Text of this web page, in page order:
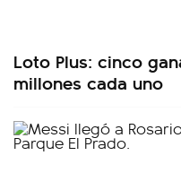
Loto Plus: cinco
millones cada uno